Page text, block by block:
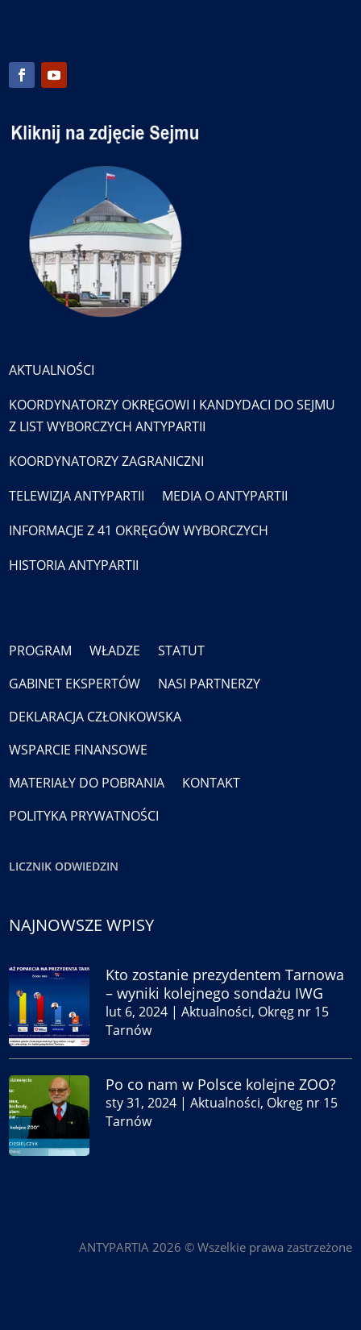
AKTUALNOŚCI
KOORDYNATORZY OKRĘGOWI I KANDYDACI DO SEJMU
Z LIST WYBORCZYCH ANTYPARTII
KOORDYNATORZY ZAGRANICZNI
TELEWIZJA ANTYPARTII
MEDIA O ANTYPARTII
INFORMACJE Z 41 OKRĘGÓW WYBORCZYCH
HISTORIA ANTYPARTII
PROGRAM WŁADZE
STATUT
GABINET EKSPERTÓW
NASI PARTNERZY
DEKLARACJA CZŁONKOWSKA
WSPARCIE FINANSOWE
MATERIAŁY DO POBRANIA
KONTAKT
POLITYKA PRYWATNOŚCI
LICZNIK ODWIEDZIN
NAJNOWSZE WPISY
Kto zostanie prezydentem Tarnowa
– wyniki kolejnego sondażu IWG
lut 6, 2024 |Aktualności, Okręg nr 15
Tarnów
Po co nam w Polsce kolejne ZOO?
sty 31, 2024 |Aktualności, Okręg nr 15
Tarnów
ANTYPARTIA 2026 © Wszelkie prawa zastrzeżone